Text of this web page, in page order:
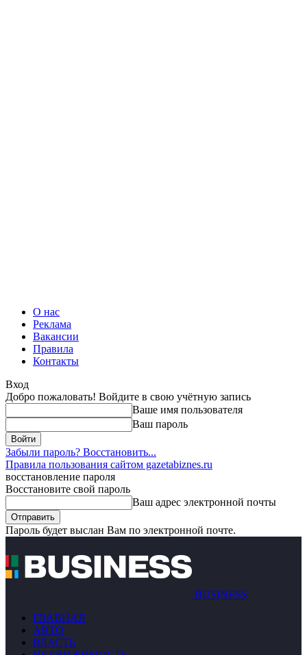
О нас
Реклама
Вакансии
Правила
Контакты
Вход
Добро пожаловать! Войдите в свою учётную запись
Ваше имя пользователя
Ваш пароль
Забыли пароль? Восстановить...
Правила пользования сайтом gazetabiznes.ru
восстановление пароля
Восстановите свой пароль
Ваш адрес электронной почты
Пароль будет выслан Вам по электронной почте.
BUSINESS
ГЛАВНАЯ
АВТО
ВЛАСТЬ